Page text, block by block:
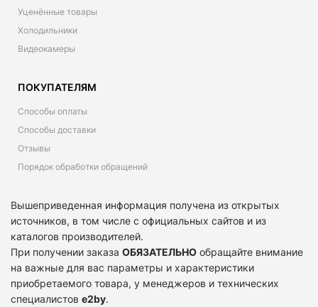
Уценённые товары
Холодильники
Видеокамеры
ПОКУПАТЕЛЯМ
Способы оплаты
Способы доставки
Отзывы
Порядок обработки обращений
Вышеприведенная информация получена из открытых
источников, в том числе с официальных сайтов и из
каталогов производителей.
При получении заказа ОБЯЗАТЕЛЬНО обращайте внимание
на важные для вас параметры и характеристики
приобретаемого товара, у менеджеров и технических
специалистов e2by.